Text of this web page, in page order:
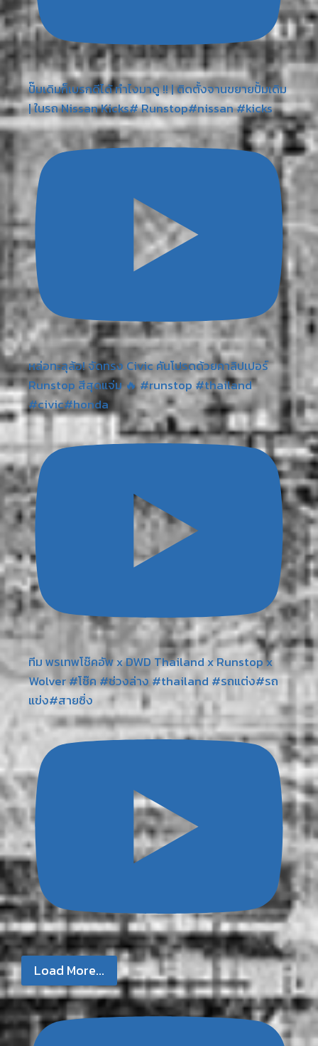
ปั๊มเดิมก็เบรกดีได้ ทำไงมาดู !! | ติดตั้งจานขยายปั้มเดิม
| ในรถ Nissan Kicks# Runstop#nissan #kicks
หล่อทะลุล้อ! จัดทรง Civic คันโปรดด้วยคาลิปเปอร์
Runstop สีสุดแจ่ม 🔥 #runstop #thailand
#civic#honda
ทีม พรเทพโช๊คอัพ x DWD Thailand x Runstop x
Wolver #โช๊ค #ช่วงล่าง #thailand #รถแต่ง#รถ
แข่ง#สายซิ่ง
Load More...